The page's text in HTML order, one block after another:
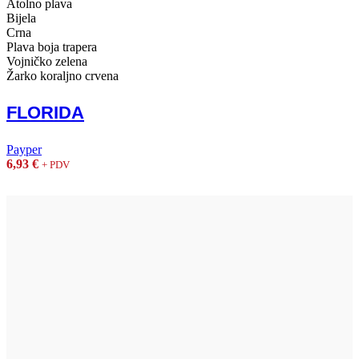
Atolno plava
Bijela
Crna
Plava boja trapera
Vojničko zelena
Žarko koraljno crvena
FLORIDA
Payper
6,93 € + PDV